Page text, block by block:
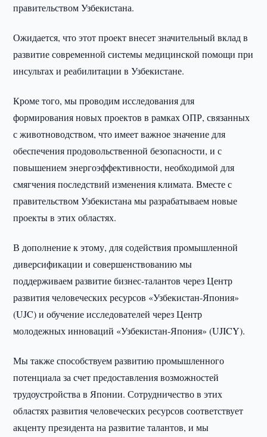
правительством Узбекистана.
Ожидается, что этот проект внесет значительный вклад в
развитие современной системы медицинской помощи при
инсультах и реабилитации в Узбекистане.
Кроме того, мы проводим исследования для
формирования новых проектов в рамках ОПР, связанных
с животноводством, что имеет важное значение для
обеспечения продовольственной безопасности, и с
повышением энергоэффективности, необходимой для
смягчения последствий изменения климата. Вместе с
правительством Узбекистана мы разрабатываем новые
проекты в этих областях.
В дополнение к этому, для содействия промышленной
диверсификации и совершенствованию мы
поддерживаем развитие бизнес-талантов через Центр
развития человеческих ресурсов «Узбекистан-Япония»
(UJC) и обучение исследователей через Центр
молодежных инноваций «Узбекистан-Япония» (UJICY).
Мы также способствуем развитию промышленного
потенциала за счет предоставления возможностей
трудоустройства в Японии. Сотрудничество в этих
областях развития человеческих ресурсов соответствует
акценту президента на развитие талантов, и мы